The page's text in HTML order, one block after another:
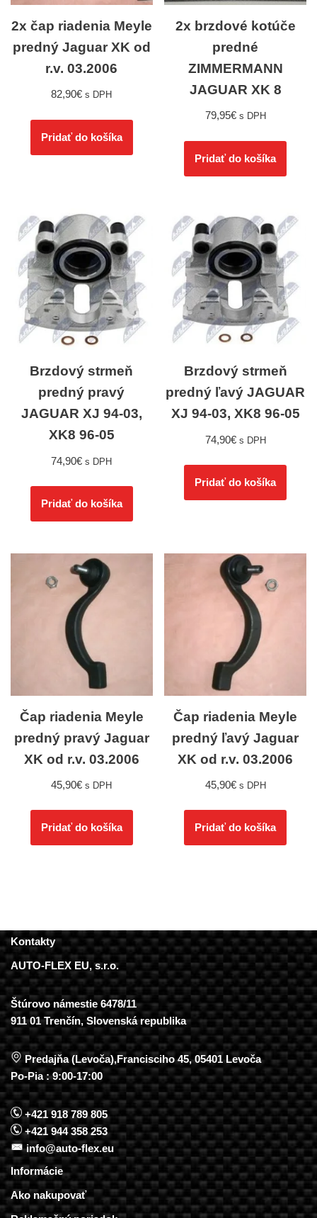
2x čap riadenia Meyle
predný Jaguar XK od
r.v. 03.2006
82,90€ s DPH
Pridať do košíka
2x brzdové kotúče
predné
ZIMMERMANN
JAGUAR XK 8
79,95€ s DPH
Pridať do košíka
Brzdový strmeň
predný pravý
JAGUAR XJ 94-03,
XK8 96-05
74,90€ s DPH
Pridať do košíka
Brzdový strmeň
predný ľavý JAGUAR
XJ 94-03, XK8 96-05
74,90€ s DPH
Pridať do košíka
Čap riadenia Meyle
predný pravý Jaguar
XK od r.v. 03.2006
45,90€ s DPH
Pridať do košíka
Čap riadenia Meyle
predný ľavý Jaguar
XK od r.v. 03.2006
45,90€ s DPH
Pridať do košíka
Kontakty
AUTO-FLEX EU, s.r.o.
Štúrovo námestie 6478/11
911 01 Trenčín, Slovenská republika
Predajňa (Levoča),Francisciho 45, 05401 Levoča
Po-Pia : 9:00-17:00
+421 918 789 805
+421 944 358 253
info@auto-flex.eu
Informácie
Ako nakupovať